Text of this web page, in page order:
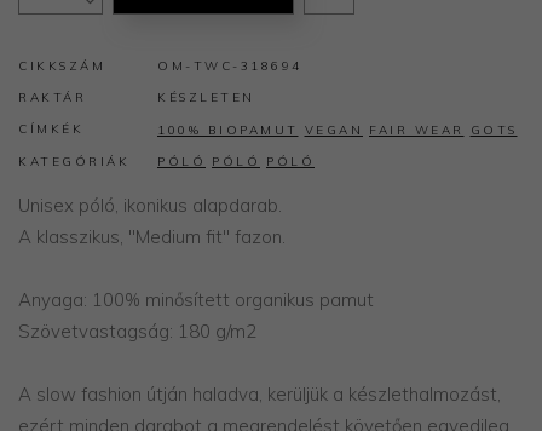
Unisex póló, ikonikus alapdarab.
A klasszikus, "Medium fit" fazon.
Anyaga: 100% minősített organikus pamut
Szövetvastagság: 180 g/m2
A slow fashion útján haladva, kerüljük a készlethalmozást,
ezért minden darabot a megrendelést követően egyedileg,
CIKKSZÁM
OM-TWC-318694
RAKTÁR
KÉSZLETEN
CÍMKÉK
100% BIOPAMUT VEGAN FAIR WEAR
GOTS
KATEGÓRIÁK
PÓLÓ PÓLÓ PÓLÓ